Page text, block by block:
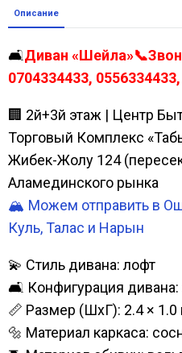
Описание
🛋️Диван
0704334433,
🏢 2й+3й этаж | Центр
Торговый Комплекс
Жибек-Жолу 124
Аламединского рынка
🏔️ Можем отправить в
Куль, Талас и Нарын
💫 Стиль дивана: лофт
🛋️ Конфигурация дивана:
📏 Размер (ШхГ): 2.4 × 1.0
🔩 Материал каркаса: